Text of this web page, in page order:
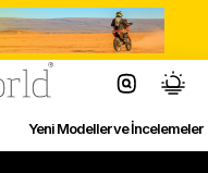
Yeni Modeller ve İncelemeler